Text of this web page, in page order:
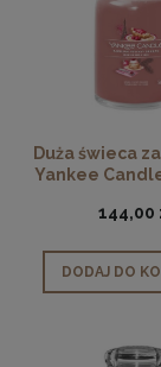
Duża świeca
Yankee
144,00
DODAJ DO